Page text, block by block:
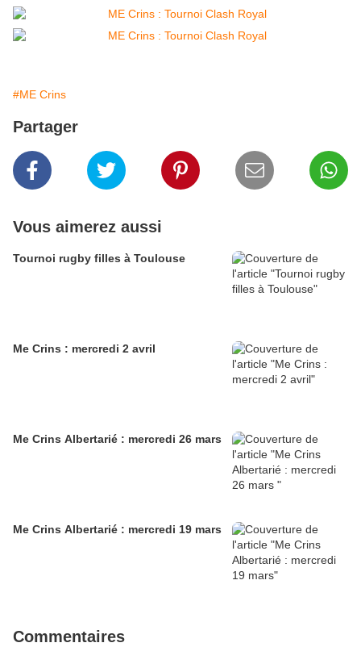
#ME Crins
Partager
Vous aimerez aussi
Tournoi rugby filles à Toulouse
Me Crins : mercredi 2 avril
Me Crins Albertarié : mercredi 26 mars
Me Crins Albertarié : mercredi 19 mars
Commentaires